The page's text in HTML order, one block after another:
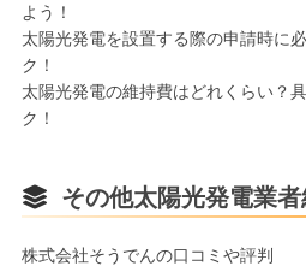
よう！
太陽光発電を設置する際の申請時に
ク！
太陽光発電の維持費はどれくらい？
ク！
その他太陽光発電業
株式会社そうでんの口コミや評判